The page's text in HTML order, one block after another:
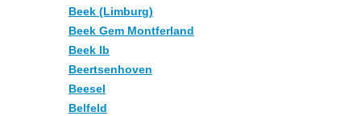
Beek (Limburg)
Beek Gem Montferland
Beek lb
Beertsenhoven
Beesel
Belfeld